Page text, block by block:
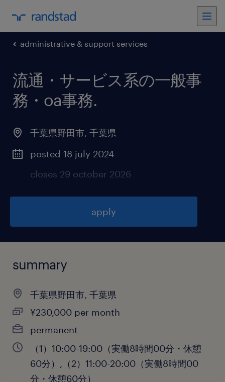
administrative & support services
流通・サービス系の一般事
務・oa事務.
千葉県野田市, 千葉県
posted 18 july 2024
closes 29 october 2026
apply
summary
千葉県野田市, 千葉県
¥230,000 per month
permanent
（1）10:00-19:00（実働8時間00分・休憩
60分）,（2）11:00-20:00（実働8時間00
分・休憩60分）